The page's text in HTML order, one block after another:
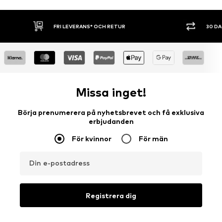
FRI LEVERANS* OCH RETUR 30
Missa inget!
Börja prenumerera på nyhetsbrevet och få exklusiva
erbjudanden
För kvinnor För män
Din e-postadress
Registrera dig